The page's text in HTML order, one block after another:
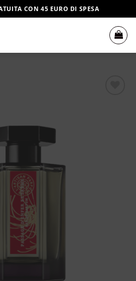
CON 45 EURO DI SPESA